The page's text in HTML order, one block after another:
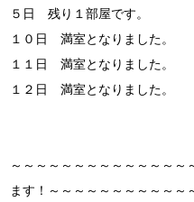
５日 残り１部屋です。
１０日 満室となりました。
１１日 満室となりました。
１２日 満室となりました。
～～～～～～～～～～～～～～
ます！～～～～～～～～～～～